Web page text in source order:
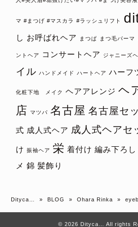
マ #まつげ #マスカラ #ラッシュリフト
し お呼ばれヘア まつぱ まつ毛パーマ
ントヘア コンサートヘア ジャニーズ
イル ハンドメイド ハートヘア ハーフ
化粧下地 メイク ヘアアレンジ ヘ
店
マツパ 名古屋 名古屋セ
式 成人式ヘア 成人式ヘアセ
け 振袖ヘア 栄 着付け 編み下ろし
メ 錦 髪飾り
Dityca… » BLOG » Ohara Rinka »
© 2026 Dityca… All rights